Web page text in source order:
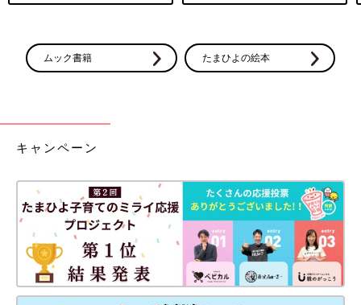
ムック書籍 たまひよの絵本
キャンペーン